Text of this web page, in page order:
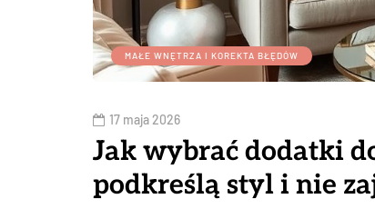
MAŁE WNĘTRZA I KOREKTA BŁĘDÓW
17 maja 2026
Jak wybrać dodatki
podkreślą styl i nie